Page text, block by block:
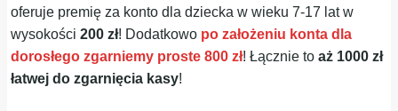
oferuje premię za konto dla dziecka w wieku 7-17 lat w
wysokości200 zł! Dodatkowo po założeniu konta dla
dorosłego zgarniemy proste 800 zł! Łącznie toaż 1000 zł
łatwej do zgarnięcia kasy!